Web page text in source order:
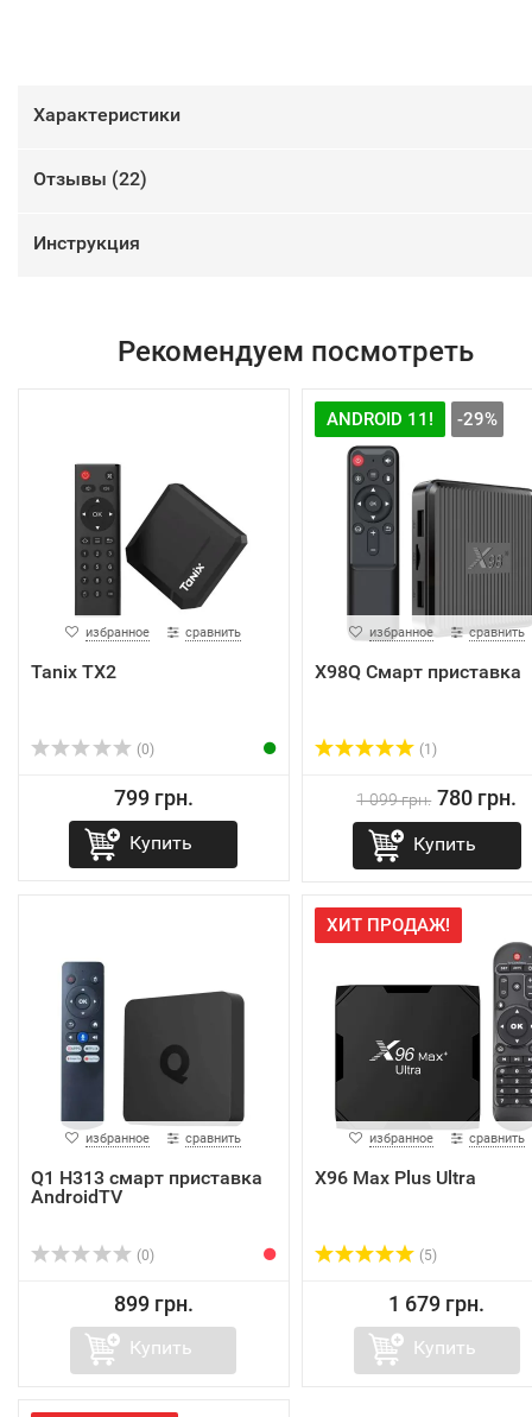
Характеристики
Отзывы (22)
Инструкция
Рекомендуем посмотреть
избранное сравнить
Tanix TX2
(0)
799 грн.
Купить
ANDROID 11! -29%
избранное сравнить
X98Q Смарт приставка
(1)
1 099 грн. 780 грн.
Купить
избранное сравнить
Q1 H313 смарт приставка
AndroidTV
(0)
899 грн.
Купить
ХИТ ПРОДАЖ!
избранное сравнить
X96 Max Plus Ultra
(5)
1 679 грн.
Купить